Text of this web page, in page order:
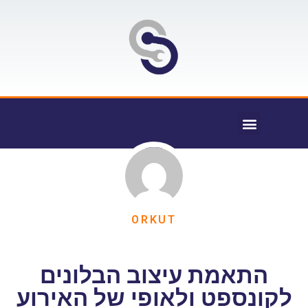
ORKUT
התאמת עיצוב הבלונים
לקונספט ולאופי של האירוע